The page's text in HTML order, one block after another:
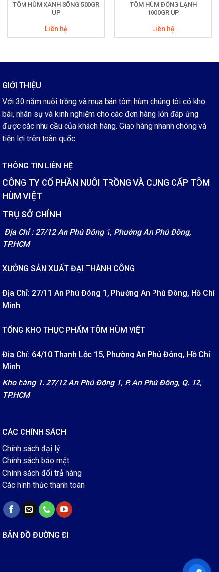
TÔM HÙM XANH SỐNG 500GR
UP
Liên hệ
TÔM HÙM ĐÔNG LẠNH
1000GR UP
Liên hệ
GIỚI THIỆU
Với 30 năm nuôi trồng và mua bán tôm hùm chúng tôi có kho
bãi, nhân sự và kinh nghiệm cho các đơn hàng lớn đáp ứng
được các nhu cầu của khách hàng. Giao hàng nhanh chóng và
tiện lợi trên toàn quốc.
THÔNG TIN LIÊN HỆ
CÔNG TY CỔ PHẦN NUÔI TRỒNG VÀ CUNG CẤP TÔM
HÙM VIỆT
TRỤ SỞ CHÍNH
Địa Chỉ : 27/12 An Phú Đông 1, Phường An Phú Đông,
TP.HCM
XƯỞNG SẢN XUẤT ĐẠI THÀNH CÔNG
Địa Chỉ: 27/11 An Phú Đông 1, Phường An Phú Đông, Hồ Chí
Minh
TỔNG KHO THỰC PHẨM TÔM HÙM VIỆT
Địa Chỉ: 64/10 Thạnh Lộc 15, Phường An Phú Đông, Hồ Chí
Minh
Kho hàng 1: 27/12 An Phú Đông 1, P. An Phú Đông, Q. 12,
TP.HCM
CÁC CHÍNH SÁCH
Chính sách đại lý
Chính sách bảo mật
Chính sách đổi trả hàng
Các hình thức thanh toán
BẢN ĐỒ ĐƯỜNG ĐI